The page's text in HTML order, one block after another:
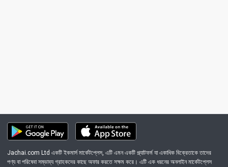
Jachai.com Ltd একটি ইকমার্স মার্কেটপ্লেস, এটি এমন একটি প্ল্যাটফর্ম যা একাধিক বিক্রেতাকে তাদের
পণ্য বা পরিষেবা সম্ভাব্য গ্রাহকদের কাছে অফার করতে সক্ষম করে। এটি এক ধরনের অনলাইন মার্কেটপ্লেস